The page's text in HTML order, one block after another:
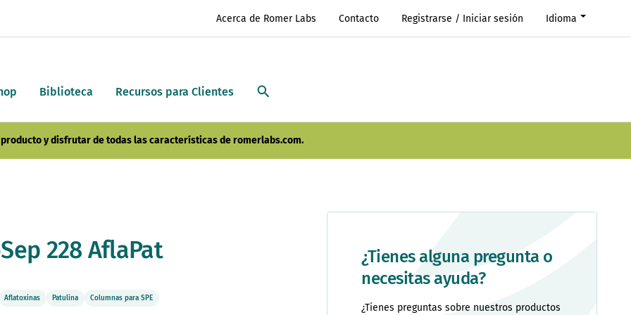
Biblioteca Recursos para Clientes
Acerca de Romer Labs Contacto Registrarse / Iniciar sesión Idioma
y disfrutar de todas las características de romerlabs.com.
228 AflaPat
Aflatoxinas Patulina Columnas para SPE
¿Tienes alguna pregunta o
necesitas ayuda?
¿Tienes preguntas sobre nuestros productos